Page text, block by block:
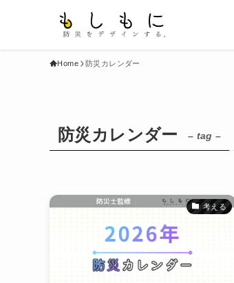
Home 防災カレンダー
防災カレンダー – tag –
考える